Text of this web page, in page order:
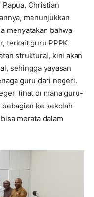
Christian
menunjukkan
menyatakan bahwa
terkait guru PPPK
struktural, kini akan
sehingga yayasan
guru dari negeri.
lihat di mana guru-
ke sekolah
merata dalam